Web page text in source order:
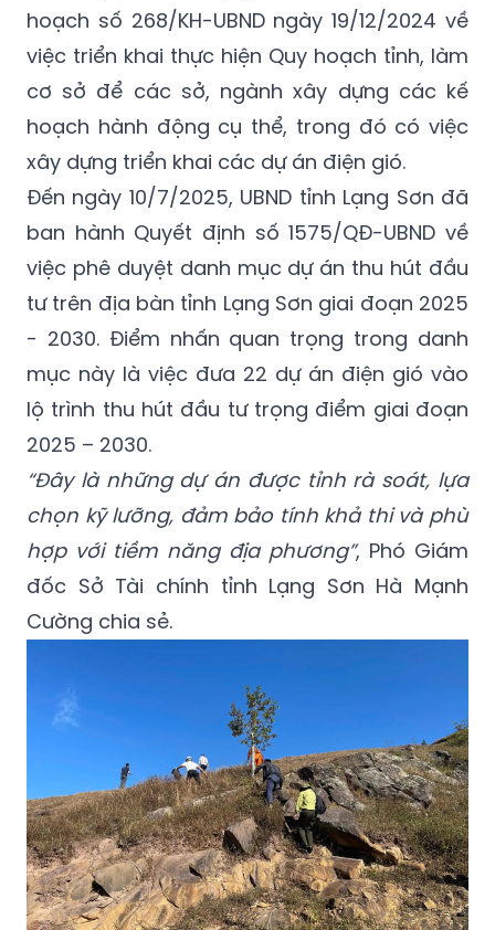
hoạch số 268/KH-UBND ngày 19/12/2024 về
việc triển khai thực hiện Quy hoạch tỉnh, làm
cơ sở để các sở, ngành xây dựng các kế
hoạch hành động cụ thể, trong đó có việc
xây dựng triển khai các dự án điện gió.
Đến ngày 10/7/2025, UBND tỉnh Lạng Sơn đã
ban hành Quyết định số 1575/QĐ-UBND về
việc phê duyệt danh mục dự án thu hút đầu
tư trên địa bàn tỉnh Lạng Sơn giai đoạn 2025
- 2030. Điểm nhấn quan trọng trong danh
mục này là việc đưa 22 dự án điện gió vào
lộ trình thu hút đầu tư trọng điểm giai đoạn
2025 – 2030.
“Đây là những dự án được tỉnh rà soát, lựa
chọn kỹ lưỡng, đảm bảo tính khả thi và phù
hợp với tiềm năng địa phương”, Phó Giám
đốc Sở Tài chính tỉnh Lạng Sơn Hà Mạnh
Cường chia sẻ.